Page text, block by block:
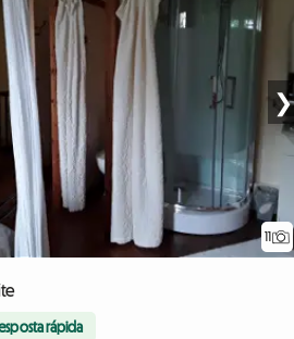
11
❯
rápida